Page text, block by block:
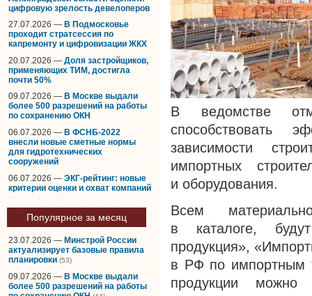
цифровую зрелость девелоперов
27.07.2026 — В Подмосковье
проходит стратсессия по
капремонту и цифровизации ЖКХ
20.07.2026 — Доля застройщиков,
применяющих ТИМ, достигла
почти 50%
09.07.2026 — В Москве выдали
более 500 разрешений на работы
по сохранению ОКН
06.07.2026 — В ФСНБ-2022
внесли новые сметные нормы
для гидротехнических
сооружений
06.07.2026 — ЭКГ-рейтинг: новые
критерии оценки и охват компаний
Популярное за месяц
23.07.2026 — Минстрой России
актуализирует базовые правила
планировки (53)
09.07.2026 — В Москве выдали
более 500 разрешений на работы
В ведомстве
способствовать
зависимости
импортных
и оборудования.
Всем
в каталоге,
продукция»,
в РФ по импортным
продукции можно